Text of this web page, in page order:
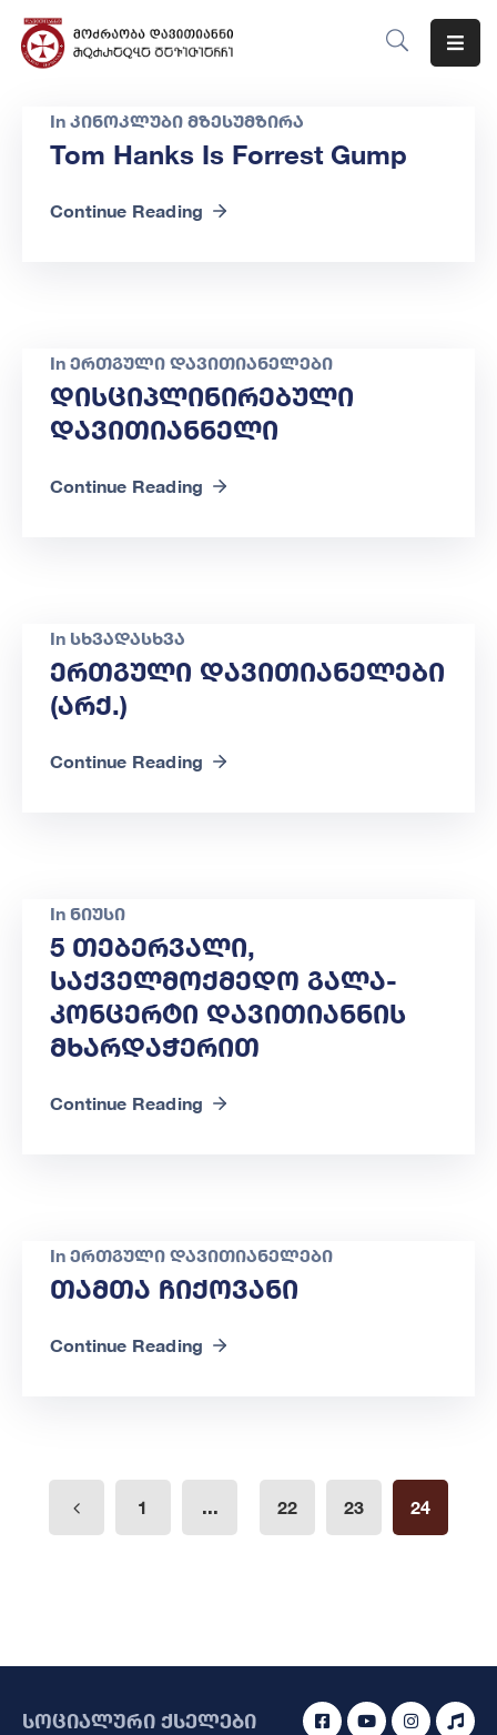
Ჩვენს
Მიმართულებები
Კონტაქტი
In კინოკლუბი მზესუმზირა
Tom Hanks Is Forrest Gump
Continue Reading
In ერთგული დავითიანელები
Დისციპლინირებული
Დავითიანნელი
Continue Reading
In სხვადასხვა
Ერთგული Დავითიანელები
(არქ.)
Continue Reading
In ნიუსი
5 Თებერვალი,
Საქველმოქმედო Გალა-
Კონცერტი Დავითიანნის
Მხარდაჭერით
Continue Reading
In ერთგული დავითიანელები
Თამთა Ჩიქოვანი
Continue Reading
1 ... 22 23 24
სოციალური ქსელები